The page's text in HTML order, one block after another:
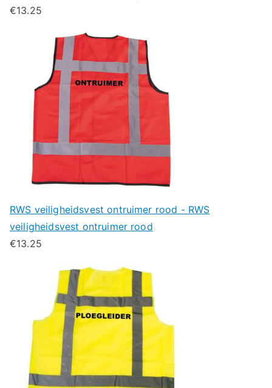
€13.25
RWS veiligheidsvest ontruimer rood - RWS
veiligheidsvest ontruimer rood
€13.25